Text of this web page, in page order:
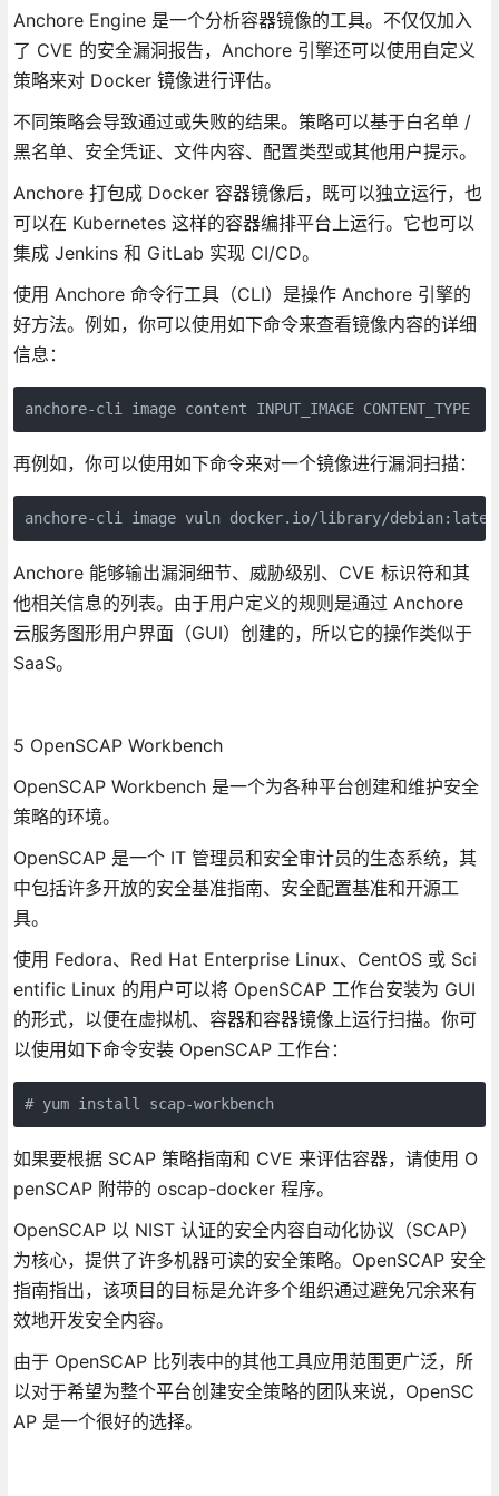
Anchore Engine 是一个分析容器镜像的工具。不仅仅加入
了 CVE 的安全漏洞报告，Anchore 引擎还可以使用自定义
策略来对 Docker 镜像进行评估。
不同策略会导致通过或失败的结果。策略可以基于白名单 /
黑名单、安全凭证、文件内容、配置类型或其他用户提示。
Anchore 打包成 Docker 容器镜像后，既可以独立运行，也
可以在 Kubernetes 这样的容器编排平台上运行。它也可以
集成 Jenkins 和 GitLab 实现 CI/CD。
使用 Anchore 命令行工具（CLI）是操作 Anchore 引擎的
好方法。例如，你可以使用如下命令来查看镜像内容的详细
信息：
anchore-cli image content INPUT_IMAGE CONTENT_TYPE
再例如，你可以使用如下命令来对一个镜像进行漏洞扫描：
anchore-cli image vuln docker.io/library/
Anchore 能够输出漏洞细节、威胁级别、CVE 标识符和其
他相关信息的列表。由于用户定义的规则是通过 Anchore
云服务图形用户界面（GUI）创建的，所以它的操作类似于
SaaS。
5 OpenSCAP Workbench
OpenSCAP Workbench 是一个为各种平台创建和维护安全
策略的环境。
OpenSCAP 是一个 IT 管理员和安全审计员的生态系统，其
中包括许多开放的安全基准指南、安全配置基准和开源工
具。
使用 Fedora、Red Hat Enterprise Linux、CentOS 或 Sci
entific Linux 的用户可以将 OpenSCAP 工作台安装为 GUI
的形式，以便在虚拟机、容器和容器镜像上运行扫描。你可
以使用如下命令安装 OpenSCAP 工作台：
# yum install scap-workbench
如果要根据 SCAP 策略指南和 CVE 来评估容器，请使用 O
penSCAP 附带的 oscap-docker 程序。
OpenSCAP 以 NIST 认证的安全内容自动化协议（SCAP）
为核心，提供了许多机器可读的安全策略。OpenSCAP 安全
指南指出，该项目的目标是允许多个组织通过避免冗余来有
效地开发安全内容。
由于 OpenSCAP 比列表中的其他工具应用范围更广泛，所
以对于希望为整个平台创建安全策略的团队来说，OpenSC
AP 是一个很好的选择。